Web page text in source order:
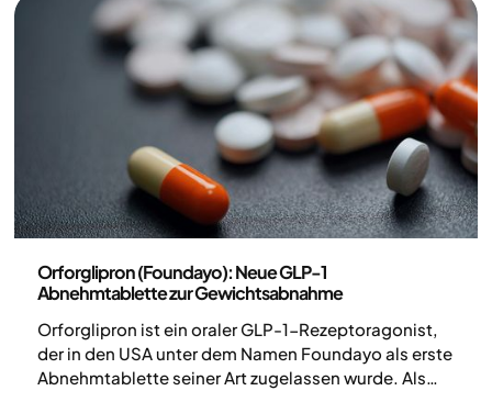
Orforglipron (Foundayo): Neue GLP-1
Abnehmtablette zur Gewichtsabnahme
Orforglipron ist ein oraler GLP-1-Rezeptoragonist,
der in den USA unter dem Namen Foundayo als erste
Abnehmtablette seiner Art zugelassen wurde. Als